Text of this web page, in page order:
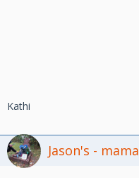
Kathi
Jason's - mama